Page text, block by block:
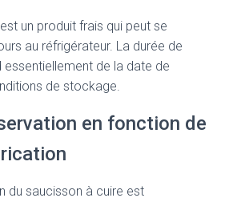
un produit frais qui peut se
au réfrigérateur. La durée de
de la date de
de stockage.
en fonction de
du saucisson à cuire est